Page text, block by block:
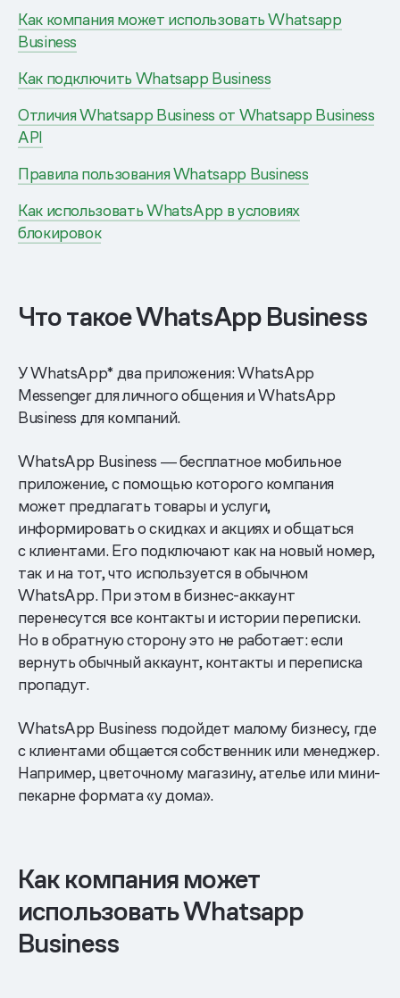
Как компания может использовать Whatsapp
Business
Как подключить Whatsapp Business
Отличия Whatsapp Business от Whatsapp Business
API
Правила пользования Whatsapp Business
Как использовать WhatsApp в условиях
блокировок
Что такое WhatsApp Business
У WhatsApp* два приложения: WhatsApp
Messenger для личного общения и WhatsApp
Business для компаний.
WhatsApp Business ― бесплатное мобильное
приложение, с помощью которого компания
может предлагать товары и услуги,
информировать о скидках и акциях и общаться
с клиентами. Его подключают как на новый номер,
так и на тот, что используется в обычном
WhatsApp. При этом в бизнес-аккаунт
перенесутся все контакты и истории переписки.
Но в обратную сторону это не работает: если
вернуть обычный аккаунт, контакты и переписка
пропадут.
WhatsApp Business подойдет малому бизнесу, где
с клиентами общается собственник или менеджер.
Например, цветочному магазину, ателье или мини-
пекарне формата «у дома».
Как компания может
использовать Whatsapp
Business